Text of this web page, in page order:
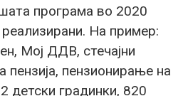
програма во 2020
На пример:
Мој ДДВ, стечајни
пензија, пензионирање на
детски градинки, 820